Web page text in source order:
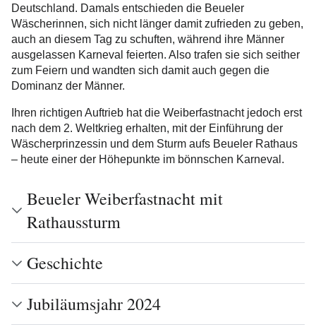
Deutschland. Damals entschieden die Beueler
Wäscherinnen, sich nicht länger damit zufrieden zu geben,
auch an diesem Tag zu schuften, während ihre Männer
ausgelassen Karneval feierten. Also trafen sie sich seither
zum Feiern und wandten sich damit auch gegen die
Dominanz der Männer.
Ihren richtigen Auftrieb hat die Weiberfastnacht jedoch erst
nach dem 2. Weltkrieg erhalten, mit der Einführung der
Wäscherprinzessin und dem Sturm aufs Beueler Rathaus
– heute einer der Höhepunkte im bönnschen Karneval.
Beueler Weiberfastnacht mit
Rathaussturm
Geschichte
Jubiläumsjahr 2024